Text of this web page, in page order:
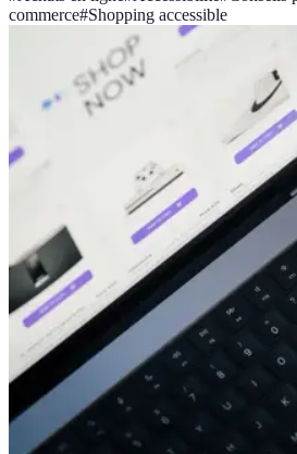
commerce#Shopping accessible